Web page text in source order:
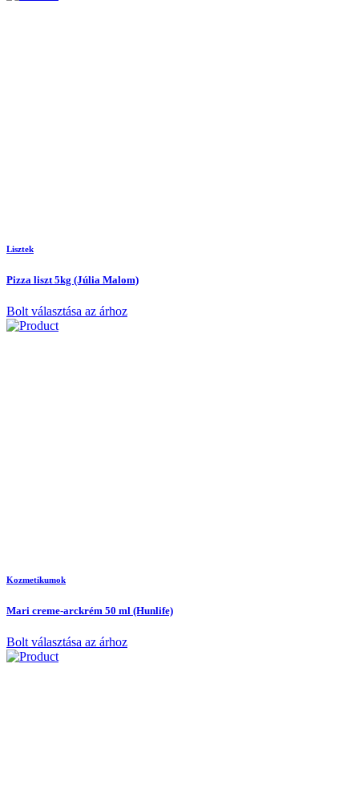
Lisztek
Pizza liszt 5kg (Júlia Malom)
Bolt választása az árhoz
Kozmetikumok
Mari creme-arckrém 50 ml (Hunlife)
Bolt választása az árhoz